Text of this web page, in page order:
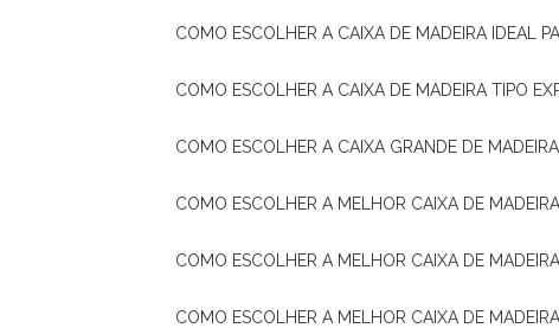
COMO ESCOLHER A CAIXA DE MADEIRA IDEAL
COMO ESCOLHER A CAIXA DE MADEIRA TIPO
COMO ESCOLHER A CAIXA GRANDE DE
COMO ESCOLHER A MELHOR CAIXA DE
COMO ESCOLHER A MELHOR CAIXA DE
COMO ESCOLHER A MELHOR CAIXA DE